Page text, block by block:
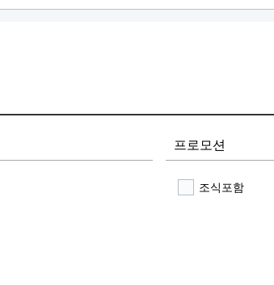
프로모션
조식포함